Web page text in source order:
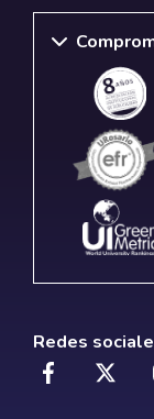
Redes